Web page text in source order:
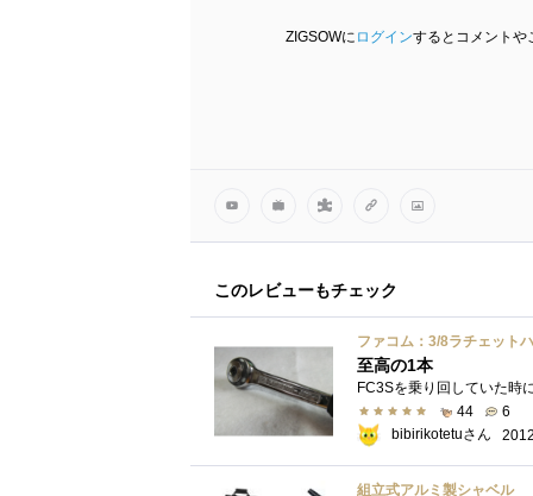
ZIGSOWに ログインするとコメントや
このレビューもチェック
ファコム：3/8ラチェット
至高の1本
44
6
bibirikotetuさん
組立式アルミ製シャベル